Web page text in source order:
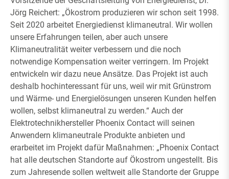
Jörg Reichert: „Ökostrom produzieren wir schon seit 1998.
Seit 2020 arbeitet Energiedienst klimaneutral. Wir wollen
unsere Erfahrungen teilen, aber auch unsere
Klimaneutralität weiter verbessern und die noch
notwendige Kompensation weiter verringern. Im Projekt
entwickeln wir dazu neue Ansätze. Das Projekt ist auch
deshalb hochinteressant für uns, weil wir mit Grünstrom
und Wärme- und Energielösungen unseren Kunden helfen
wollen, selbst klimaneutral zu werden.“ Auch der
Elektrotechnikhersteller Phoenix Contact will seinen
Anwendern klimaneutrale Produkte anbieten und
erarbeitet im Projekt dafür Maßnahmen: „Phoenix Contact
hat alle deutschen Standorte auf Ökostrom ungestellt. Bis
zum Jahresende sollen weltweit alle Standorte der Gruppe